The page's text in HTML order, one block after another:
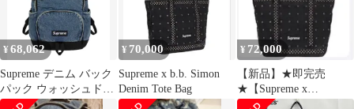
¥ 68,062
Supreme デニム バック
パック ウォッシュド
Indigo バッグ
¥ 70,000
Supreme x b.b. Simon
Denim Tote Bag
¥ 72,000
【新品】★即完売
★【Supreme x
b.b.Simon】 デニムトー